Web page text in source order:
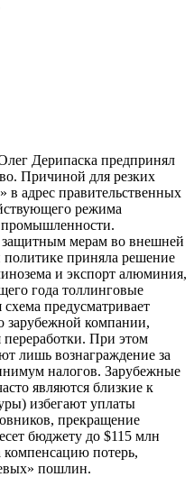
Дерипаска предпринял
Причиной для резких
в адрес правительственных
режима
защитным мерам во внешней
приняла решение
и экспорт алюминия,
года толлинговые
предусматривает
зарубежной компании,
При этом
лишь вознаграждение за
налогов. Зарубежные
являются близкие к
избегают уплаты
прекращение
бюджету до $115 млн
компенсацию потерь,
пошлин.